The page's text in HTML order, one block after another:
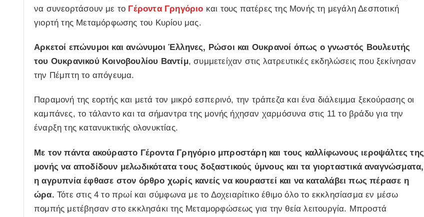
να συνεορτάσουν με το Γέροντα Γρηγόριο και τους πατέρες της Μονής τη μεγάλη Δεσποτική
γιορτή της Μεταμόρφωσης του Κυρίου μας.
Αρκετοί επώνυμοι και ανώνυμοι Έλληνες, Ρώσοι και Ουκρανοί όπως ο γνωστός Βουλευτής
του Ουκρανικού Κοινοβουλίου Βαντίμ, συμμετείχαν στις λατρευτικές εκδηλώσεις που ξεκίνησαν
την Πέμπτη το απόγευμα.
Παραμονή της εορτής και μετά τον μικρό εσπερινό, την τράπεζα και ένα διάλειμμα ξεκούρασης οι
καμπάνες, το τάλαντο και τα σήμαντρα της μονής ήχησαν χαρμόσυνα στις 11 το βράδυ για την
έναρξη της κατανυκτικής ολονυκτίας.
Με τον πάντα ακούραστο Γέροντα Γρηγόριο μπροστάρη και τους καλλίφωνους ιεροψάλτες της
μονής να αποδίδουν μελωδικότατα τους δοξαστικούς ύμνους και τα γιορταστικά αναγνώσματα,
η αγρυπνία έφθασε στον όρθρο χωρίς κανείς να κουραστεί και να καταλάβει πως πέρασε η
ώρα. Τότε στις 4 το πρωί και σύμφωνα με το Δοχειαρίτικο έθιμο όλο το εκκλησίασμα εν μέσω
πομπής μετέβησαν στο εκκλησάκι της Μεταμορφώσεως για την θεία λειτουργία. Μπροστά